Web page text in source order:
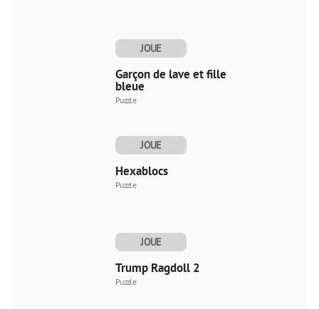
JOUE
Garçon de lave et fille
bleue
Puzzle
JOUE
Hexablocs
Puzzle
JOUE
Trump Ragdoll 2
Puzzle